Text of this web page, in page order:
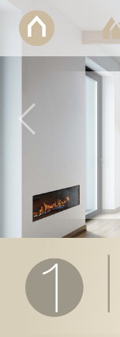
Previous